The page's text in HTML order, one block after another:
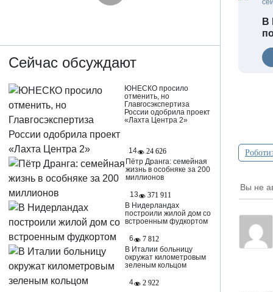
Сейчас обсуждают
ЮНЕСКО просило
отменить, но
Главгосэкспертиза
России одобрила проект
«Лахта Центра 2»
14
24 626
Пётр Дранга: семейная
жизнь в особняке за 200
миллионов
13
371 911
В Нидерландах
построили жилой дом со
встроенным фудкортом
6
7 812
В Италии больницу
окружат километровым
зеленым кольцом
4
2 922
В
Вы не